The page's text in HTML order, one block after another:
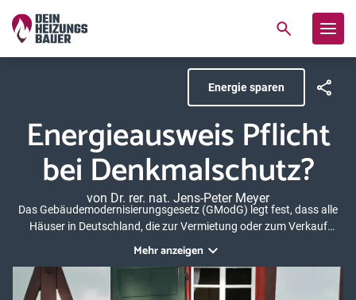
Energie sparen
Energieausweis Pflicht
bei Denkmalschutz?
von Dr. rer. nat. Jens-Peter Meyer
Das Gebäudemodernisierungsgesetz (GModG) legt fest, dass alle
Häuser in Deutschland, die zur Vermietung oder zum Verkauf
denkmalgeschützten Häusern sieht es mit dieser Pflicht jedoch
etwas anders aus. Lesen Sie hier, wie es um das Thema
Energieausweis bei Denkmalschutz steht – und was Sie für die
Mehr anzeigen